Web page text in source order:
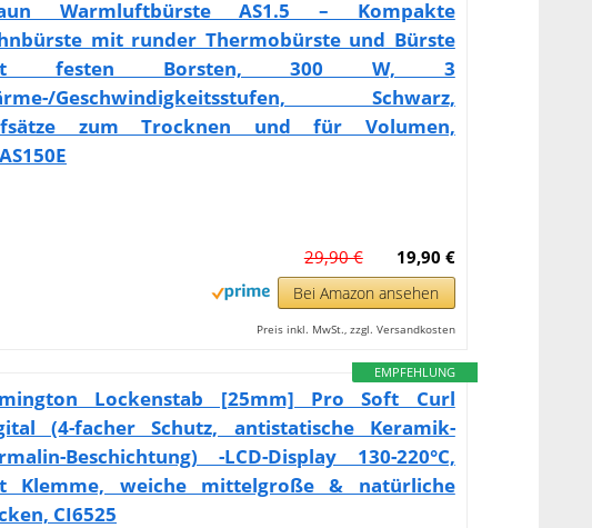
Warmluftbürste AS1.5 – Kompakte
mit runder Thermobürste und Bürste
festen Borsten, 300 W, 3
Geschwindigkeitsstufen, Schwarz,
zum Trocknen und für Volumen,
19,90 €
29,90 €
Bei Amazon ansehen
Preis inkl. MwSt., zzgl. Versandkosten
EMPFEHLUNG
Lockenstab [25mm] Pro Soft Curl
(4-facher Schutz, antistatische Keramik-
Beschichtung) -LCD-Display 130-220°C,
Klemme, weiche mittelgroße & natürliche
CI6525